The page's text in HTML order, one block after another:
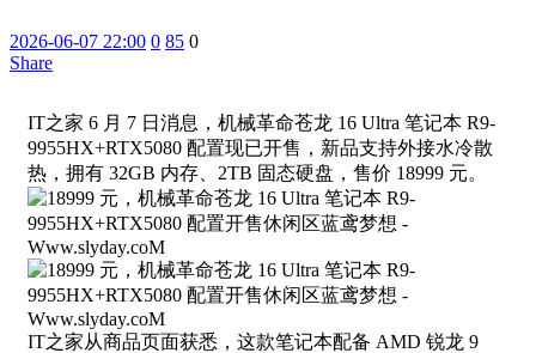
2026-06-07 22:00 0 85 0
Share
IT之家 6 月 7 日消息，机械革命苍龙 16 Ultra 笔记本 R9-
9955HX+RTX5080 配置现已开售，新品支持外接水冷散
热，拥有 32GB 内存、2TB 固态硬盘，售价 18999 元。
IT之家从商品页面获悉，这款笔记本配备 AMD 锐龙 9